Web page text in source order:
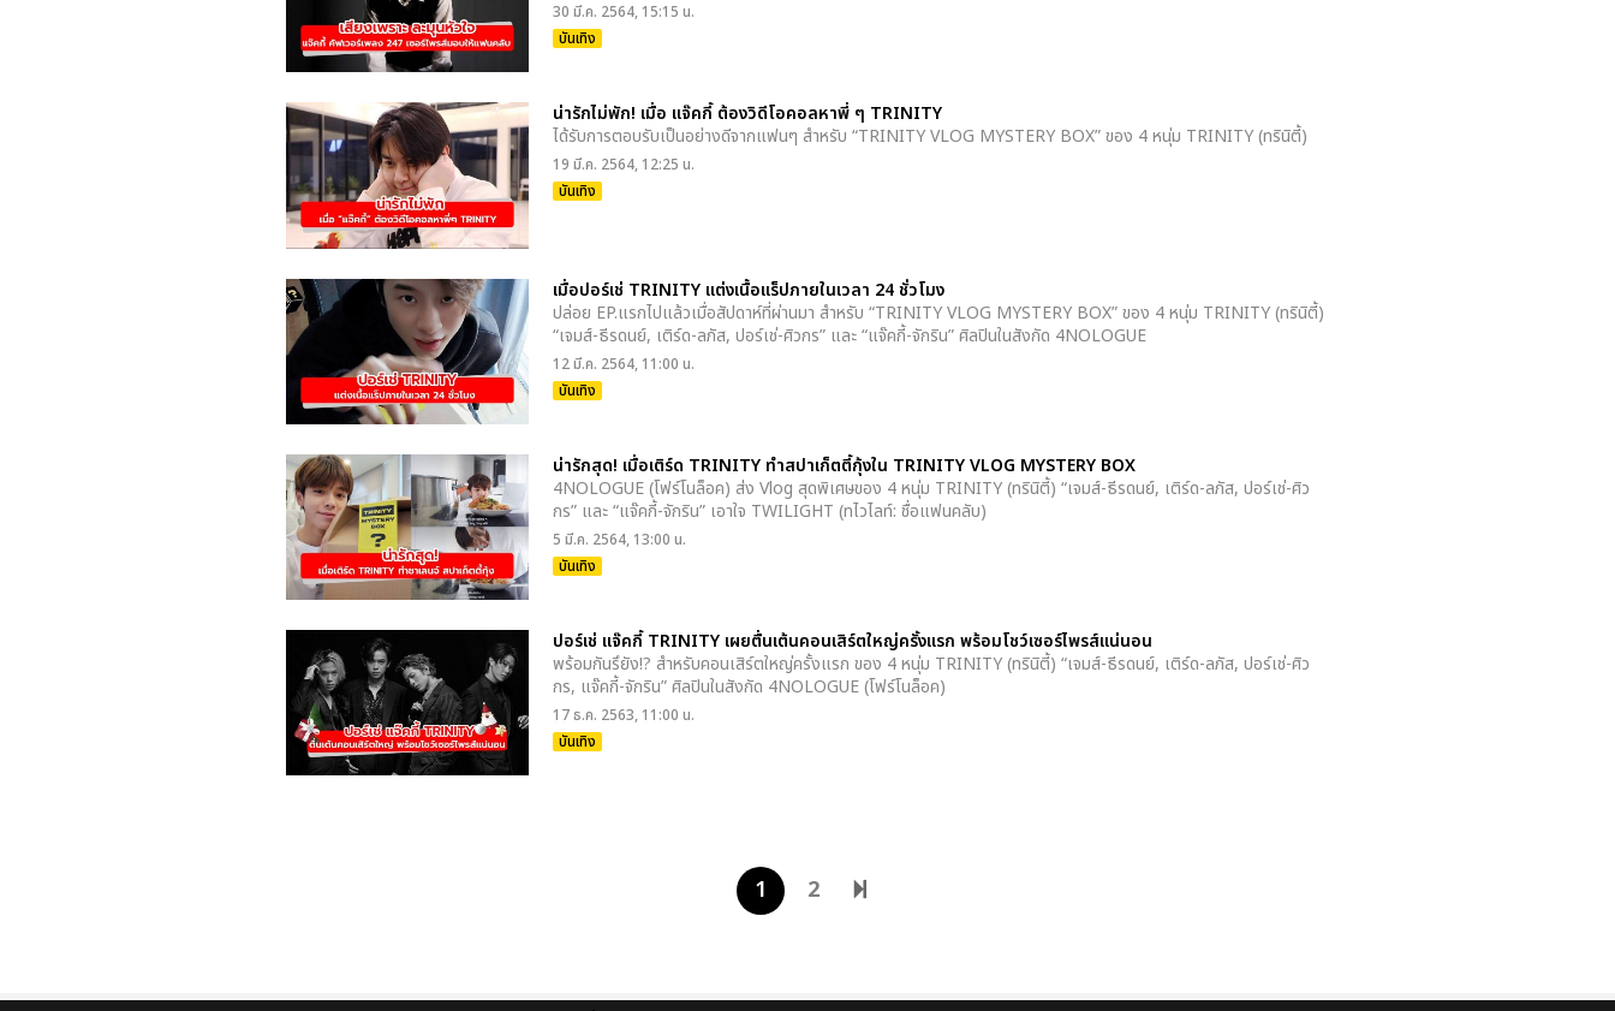
30 มี.ค. 2564, 15:15 น.
บันเทิง
น่ารักไม่พัก! เมื่อ แจ๊คกี้ ต้องวิดีโอคอลหาพี่ ๆ TRINITY
ได้รับการตอบรับเป็นอย่างดีจากแฟนๆ สำหรับ “TRINITY VLOG MYSTERY BOX” ของ 4 หนุ่ม TRINITY (ทรินิตี้)
19 มี.ค. 2564, 12:25 น.
บันเทิง
เมื่อปอร์เช่ TRINITY แต่งเนื้อแร็ปภายในเวลา 24 ชั่วโมง
ปล่อย EP.แรกไปแล้วเมื่อสัปดาห์ที่ผ่านมา สำหรับ “TRINITY VLOG MYSTERY BOX” ของ 4 หนุ่ม TRINITY (ทรินิตี้)
“เจมส์-ธีรดนย์, เติร์ด-ลภัส, ปอร์เช่-ศิวกร” และ “แจ๊คกี้-จักริน” ศิลปินในสังกัด 4NOLOGUE
12 มี.ค. 2564, 11:00 น.
บันเทิง
น่ารักสุด! เมื่อเติร์ด TRINITY ทำสปาเก็ตตี้กุ้งใน TRINITY VLOG MYSTERY BOX
4NOLOGUE (โฟร์โนล็อค) ส่ง Vlog สุดพิเศษของ 4 หนุ่ม TRINITY (ทรินิตี้) “เจมส์-ธีรดนย์, เติร์ด-ลภัส, ปอร์เช่-ศิว
กร” และ “แจ๊คกี้-จักริน” เอาใจ TWILIGHT (ทไวไลท์: ชื่อแฟนคลับ)
5 มี.ค. 2564, 13:00 น.
บันเทิง
ปอร์เช่ แจ๊คกี้ TRINITY เผยตื่นเต้นคอนเสิร์ตใหญ่ครั้งแรก พร้อมโชว์เซอร์ไพรส์แน่นอน
พร้อมกันรึยัง!? สำหรับคอนเสิร์ตใหญ่ครั้งแรก ของ 4 หนุ่ม TRINITY (ทรินิตี้) “เจมส์-ธีรดนย์, เติร์ด-ลภัส, ปอร์เช่-ศิว
กร, แจ๊คกี้-จักริน” ศิลปินในสังกัด 4NOLOGUE (โฟร์โนล็อค)
17 ธ.ค. 2563, 11:00 น.
บันเทิง
1 2